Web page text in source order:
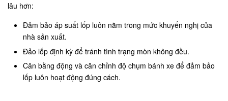
lâu hơn:
Đảm bảo áp suất lốp luôn nằm trong mức khuyến nghị của
nhà sản xuất.
Đảo lốp định kỳ để tránh tình trạng mòn không đều.
Cân bằng động và căn chỉnh độ chụm bánh xe để đảm bảo
lốp luôn hoạt động đúng cách.